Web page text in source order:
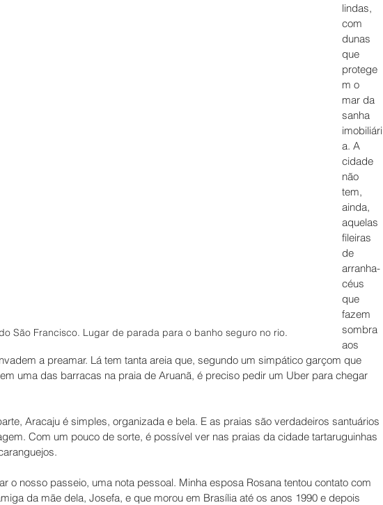
São Francisco. Lugar de parada para o banho seguro no rio.
lindas,
com
dunas
que
protege
m o
mar da
sanha
imobiliári
a. A
cidade
não
tem,
ainda,
aquelas
fileiras
de
arranha-
céus
que
fazem
sombra
aos
a preamar. Lá tem tanta areia que, segundo um simpático garçom que
uma das barracas na praia de Aruanã, é preciso pedir um Uber para chegar
Aracaju é simples, organizada e bela. E as praias são verdadeiros santuários
Com um pouco de sorte, é possível ver nas praias da cidade tartaruguinhas
o nosso passeio, uma nota pessoal. Minha esposa Rosana tentou contato com
da mãe dela, Josefa, e que morou em Brasília até os anos 1990 e depois